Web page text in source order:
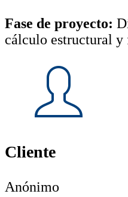
Fase de proyecto:
cálculo estructural y
Cliente
Anónimo